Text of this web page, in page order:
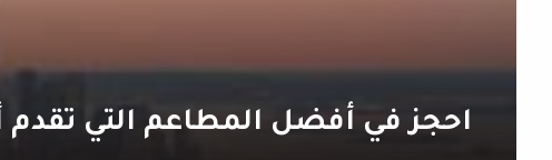
احجز في أفضل المطاعم التي